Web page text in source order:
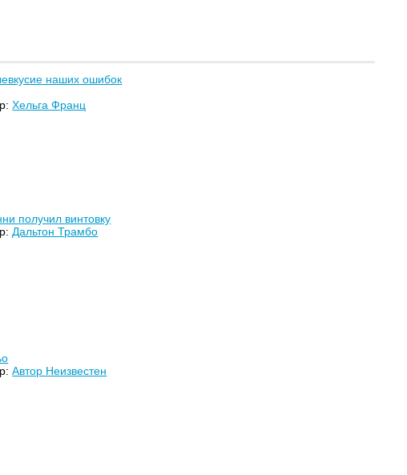
наших ошибок
Хельга Франц
получил винтовку
Дальтон Трамбо
Автор Неизвестен